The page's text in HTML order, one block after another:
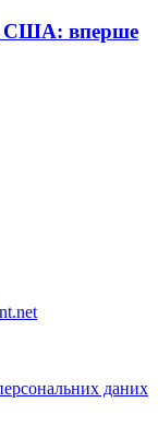
США: вперше
даних